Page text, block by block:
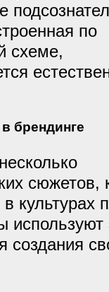
по
схеме,
брендинге
сюжетов,
культурах
используют
создания